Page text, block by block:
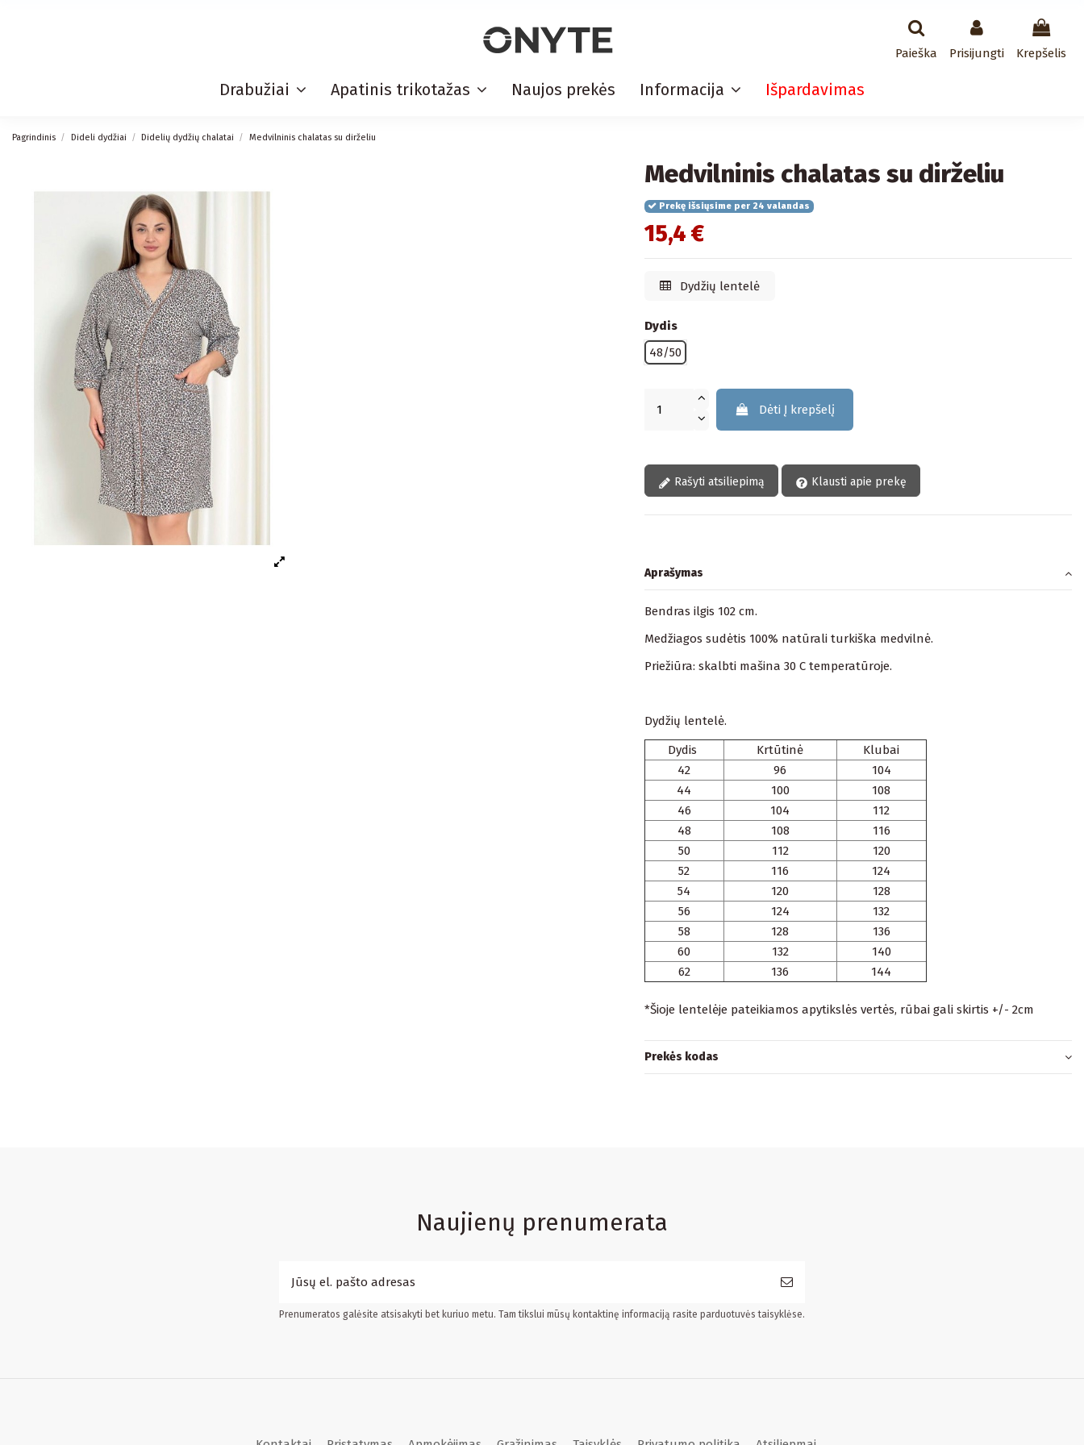
Paieška Prisijungti Krepšelis
Drabužiai Apatinis trikotažas Naujos prekės Informacija Išpardavimas
Pagrindinis Dideli dydžiai Didelių dydžių chalatai Medvilninis chalatas su dirželiu
Medvilninis chalatas su dirželiu
Prekę išsiųsime per 24 valandas
15,4 €
Dydžių lentelė
Dydis
48/50
Dėti Į krepšelį
Rašyti atsiliepimą Klausti apie prekę
Aprašymas
Bendras ilgis 102 cm.
Medžiagos sudėtis 100% natūrali turkiška medvilnė.
Priežiūra: skalbti mašina 30 C temperatūroje.
Dydžių lentelė.
Dydis
Krtūtinė
Klubai
42
96
104
44
100
108
46
104
112
48
108
116
50
112
120
52
116
124
54
120
128
56
124
132
58
128
136
60
132
140
62
136 144
*Šioje lentelėje pateikiamos apytikslės vertės, rūbai gali skirtis +/- 2cm
Prekės kodas
Naujienų prenumerata
Prenumeratos galėsite atsisakyti bet kuriuo metu. Tam tikslui mūsų kontaktinę informaciją rasite parduotuvės taisyklėse.